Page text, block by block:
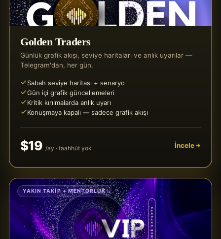
Golden Traders
Günlük grafik akışı, seviye haritaları ve anlık uyarılar —
Telegram'dan, her gün.
Sabah seviye haritası + senaryo
Gün içi grafik güncellemeleri
Kritik kırılmalarda anlık uyarı
Konuşmaya kapalı — sadece grafik akışı
$19 /ay · taahhüt yok İncele
YAKIN TAKIP + MENTORLUK